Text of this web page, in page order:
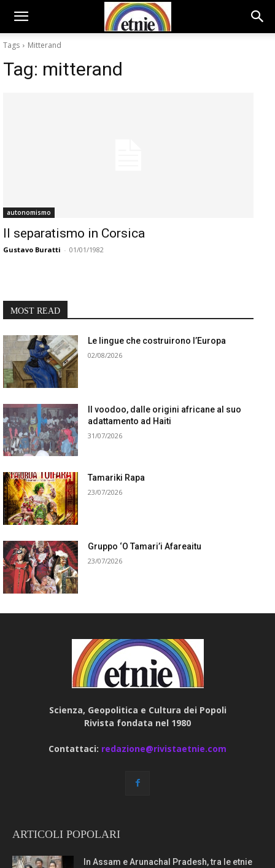
Tags Mitterand
Tag: mitterand
autonomismo
ll separatismo in Corsica
Gustavo Buratti - 01/01/1982
MOST READ
Le lingue che costruirono l’Europa
02/08/2026
Il voodoo, dalle origini africane al suo
adattamento ad Haiti
31/07/2026
Tamariki Rapa
23/07/2026
Gruppo ‘O Tamari’i Afareaitu
23/07/2026
Scienza, Geopolitica e Cultura dei Popoli
Rivista fondata nel 1980
Contattaci: redazione@rivistaetnie.com
ARTICOLI POPOLARI
In Assam e Arunachal Pradesh, tra le etnie